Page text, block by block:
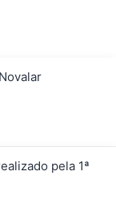
pela 1ª